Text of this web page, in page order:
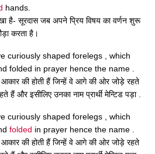
hands.
है- सूरदास जब अपने प्रिय विषय का वर्णन शुरू
करता है।
curiously shaped forelegs , which
folded in prayer hence the name .
आकार की होती हैं जिन्हें वे आगे की ओर जोड़े रहते
और इसीलिए उनका नाम प्रार्थी मेन्टिड पड़ा .
curiously shaped forelegs , which
folded in prayer hence the name .
आकार की होती हैं जिन्हें वे आगे की ओर जोड़े रहते